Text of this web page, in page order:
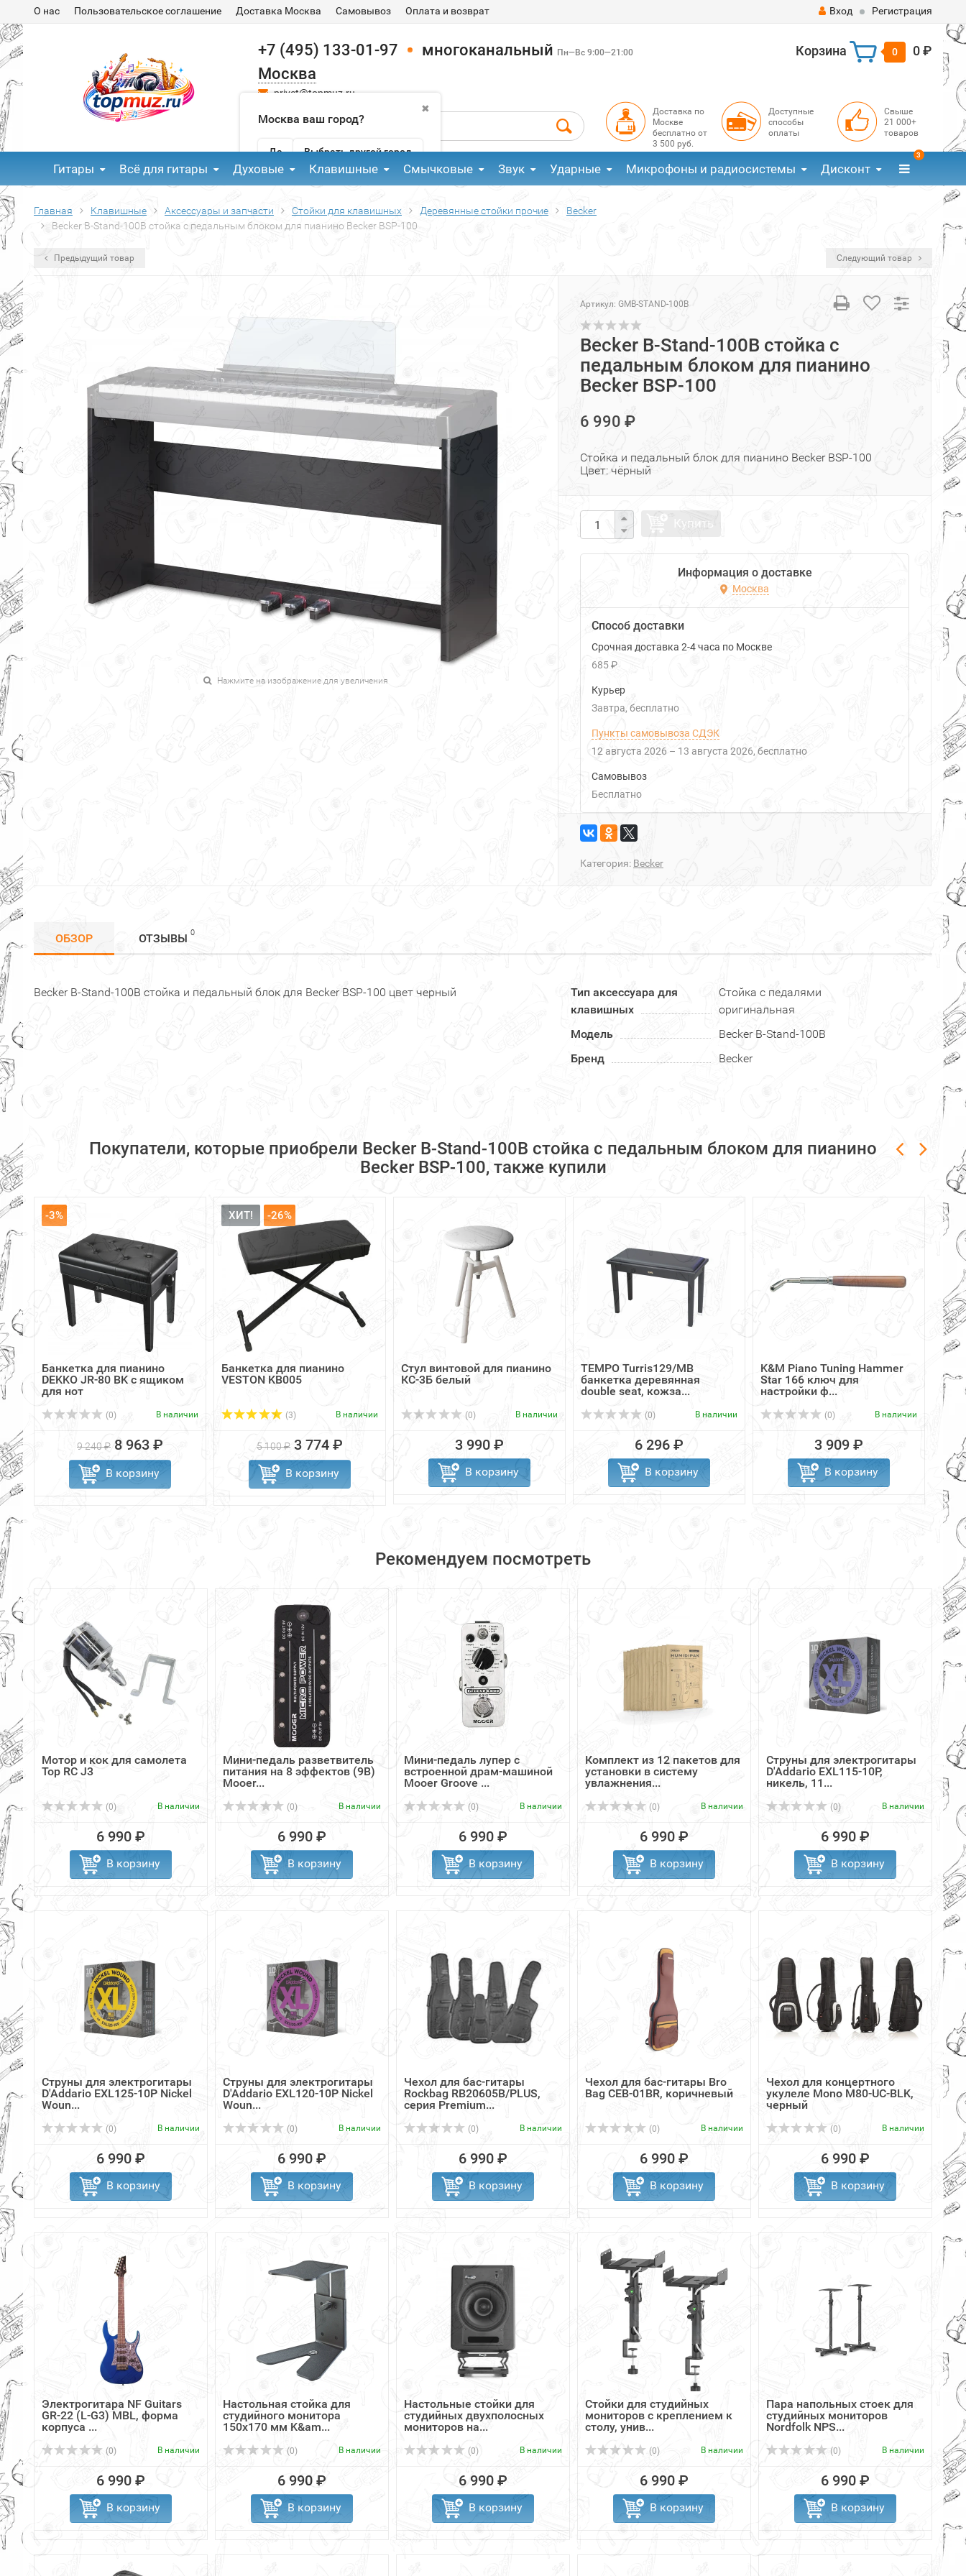
О нас Пользовательское соглашение Доставка Москва Самовывоз Оплата и возврат Вход Регистрация
+7 (495) 133-01-97 многоканальный Пн—Вс 9:00—21:00
Москва
✖
Москва ваш город?
Да Выбрать другой город
privet@topmuz.ru
Корзина 0 0 ₽
Доставка по
Москве
бесплатно от
3 500 руб.
Доступные
способы
оплаты
Свыше
21 000+
товаров
Гитары Всё для гитары Духовые Клавишные Смычковые Звук Ударные Микрофоны и радиосистемы Дисконт
3
Главная Клавишные Аксессуары и запчасти Стойки для клавишных Деревянные стойки прочие
Becker
Becker B-Stand-100B стойка с педальным блоком для пианино Becker BSP-100
Предыдущий товар Следующий товар
Нажмите на изображение для увеличения
Артикул: GMB-STAND-100B
Becker B-Stand-100B стойка с
педальным блоком для пианино
Becker BSP-100
6 990 ₽
Стойка и педальный блок для пианино Becker BSP-100
Цвет: чёрный
Купить
Информация о доставке
Москва
Способ доставки
Срочная доставка 2-4 часа по Москве
685 ₽
Курьер
Завтра
Бесплатно
Пункты самовывоза СДЭК
12 августа 2026 – 13 августа 2026 Бесплатно
Самовывоз
Бесплатно
Категория: Becker
ОБЗОР ОТЗЫВЫ 0
Becker B-Stand-100B стойка и педальный блок для Becker BSP-100 цвет черный
Тип аксессуара для
клавишных
Стойка с педалями
оригинальная
Модель
Becker B-Stand-100B
Бренд
Becker
Покупатели, которые приобрели Becker B-Stand-100B стойка с педальным блоком для пианино
Becker BSP-100, также купили
-3%
Банкетка для пианино
DEKKO JR-80 BK с ящиком
для нот
(0) В наличии
9 240 ₽ 8 963 ₽
В корзину
ХИТ! -26%
Банкетка для пианино
VESTON KB005
(3) В наличии
5 100 ₽ 3 774 ₽
В корзину
Стул винтовой для пианино
КС-3Б белый
(0) В наличии
3 990 ₽
В корзину
TEMPO Turris129/MB
банкетка деревянная
double seat, кожза...
(0) В наличии
6 296 ₽
В корзину
K&M Piano Tuning Hammer
Star 166 ключ для
настройки ф...
(0) В наличии
3 909 ₽
В корзину
-
для
Рекомендуем посмотреть
Мотор и кок для самолета
Top RC J3
(0) В наличии
6 990 ₽
В корзину
Мини-педаль разветвитель
питания на 8 эффектов (9В)
Mooer...
(0) В наличии
6 990 ₽
В корзину
Мини-педаль лупер с
встроенной драм-машиной
Mooer Groove ...
(0) В наличии
6 990 ₽
В корзину
Комплект из 12 пакетов для
установки в систему
увлажнения...
(0) В наличии
6 990 ₽
В корзину
Струны для электрогитары
D'Addario EXL115-10P,
никель, 11...
(0) В наличии
6 990 ₽
В корзину
Струны для электрогитары
D'Addario EXL125-10P Nickel
Woun...
(0) В наличии
6 990 ₽
В корзину
Струны для электрогитары
D'Addario EXL120-10P Nickel
Woun...
(0) В наличии
6 990 ₽
В корзину
Чехол для бас-гитары
Rockbag RB20605B/PLUS,
серия Premium...
(0) В наличии
6 990 ₽
В корзину
Чехол для бас-гитары Bro
Bag CEB-01BR, коричневый
(0) В наличии
6 990 ₽
В корзину
Чехол для концертного
укулеле Mono M80-UC-BLK,
черный
(0) В наличии
6 990 ₽
В корзину
Электрогитара NF Guitars
GR-22 (L-G3) MBL, форма
корпуса ...
(0) В наличии
6 990 ₽
В корзину
Настольная стойка для
студийного монитора
150х170 мм K&am...
(0) В наличии
6 990 ₽
В корзину
Настольные стойки для
студийных двухполосных
мониторов на...
(0) В наличии
6 990 ₽
В корзину
Стойки для студийных
мониторов с креплением к
столу, унив...
(0) В наличии
6 990 ₽
В корзину
Пара напольных стоек для
студийных мониторов
Nordfolk NPS...
(0) В наличии
6 990 ₽
В корзину